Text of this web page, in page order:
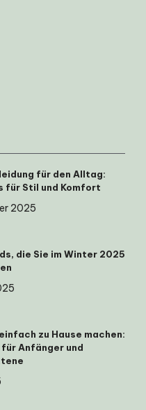
für den Alltag:
für Stil und Komfort
2025
die Sie im Winter 2025
zu Hause machen:
Anfänger und